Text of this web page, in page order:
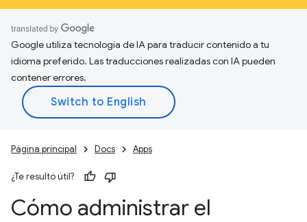
Google utiliza tecnología de IA para traducir contenido a tu
idioma preferido. Las traducciones realizadas con IA pueden
contener errores.
Página principal Docs Apps
¿Te resultó útil?
Cómo administrar el